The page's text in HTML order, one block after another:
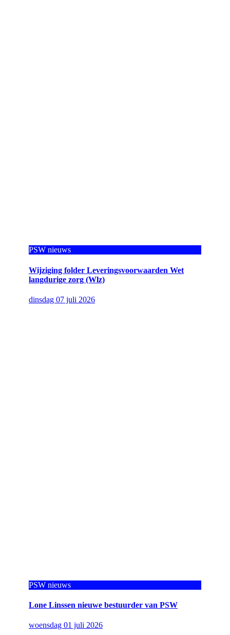
PSW nieuws
Wijziging folder Leveringsvoorwaarden Wet
langdurige zorg (Wlz)
dinsdag 07 juli 2026
PSW nieuws
Lone Linssen nieuwe bestuurder van PSW
woensdag 01 juli 2026